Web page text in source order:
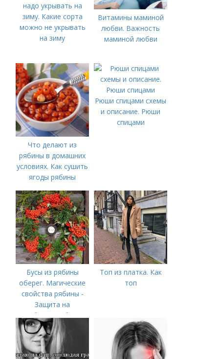
надо укрывать на
зиму. Какие сорта
можно не укрывать
на зиму
Витамины маминой
любви. Важность
маминой любви
Что делают из
рябины в домашних
условиях. Как сушить
ягоды рябины
Рюши спицами схемы
и описание. Рюши
спицами
Бусы из рябины
оберег. Магические
свойства рябины -
Защита на
рябиновые бусы
Топ из платка. Как
топ